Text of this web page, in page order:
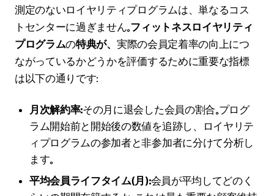
測定のないロイヤリティプログラムは、単なるコス
トセンターに過ぎません。フィットネスロイヤリティ
プログラムの特典が、 実際の会員定着率の向上につ
ながっているかどうかを評価するために重要な指標
は以下の通りです：
月次解約率：その月に退会した会員の割合。プログ
ラム開始前と開始後の数値を追跡し、ロイヤリテ
ィプログラムの参加者と非参加者に分けて分析し
ます。
平均会員ライフタイム（月）：会員が平均してどのく